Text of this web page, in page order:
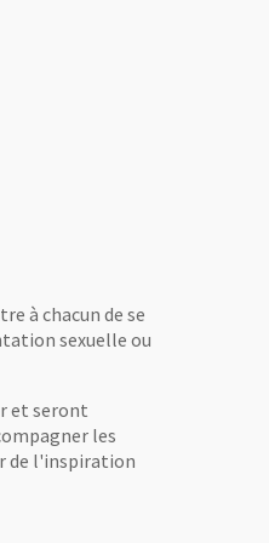
à chacun de se
sexuelle ou
et seront
les
de l'inspiration